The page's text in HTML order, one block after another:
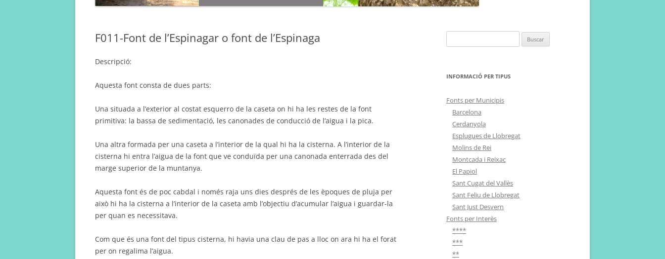
F011-Font de l’Espinagar o font de l’Espinaga
Descripció:
Aquesta font consta de dues parts:
Una situada a l’exterior al costat esquerro de la caseta on hi ha les restes de la font
primitiva: la bassa de sedimentació, les canonades de conducció de l’aigua i la pica.
Una altra formada per una caseta a l’interior de la qual hi ha la cisterna. A l’interior de la
cisterna hi entra l’aigua de la font que ve conduïda per una canonada enterrada des del
marge superior de la muntanya.
Aquesta font és de poc cabdal i només raja uns dies després de les èpoques de pluja per
això hi ha la cisterna a l’interior de la caseta amb l’objectiu d’acumular l’aigua i guardar-la
per quan es necessitava.
Com que és una font del tipus cisterna, hi havia una clau de pas a lloc on ara hi ha el forat
per on regalima l’aigua.
INFORMACIÓ PER TIPUS
Fonts per Municipis
Barcelona
Cerdanyola
Esplugues de Llobregat
Molins de Rei
Montcada i Reixac
El Papiol
Sant Cugat del Vallès
Sant Feliu de Llobregat
Sant Just Desvern
Fonts per Interès
****
***
**